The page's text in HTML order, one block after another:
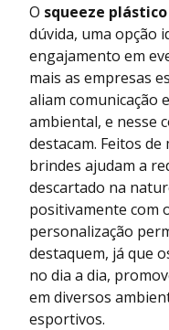
O squeeze
dúvida, uma opção
engajamento em
mais as empresas
aliam comunicação
ambiental, e nesse
destacam. Feitos
brindes ajudam a
descartado na
positivamente com
personalização
destaquem, já que
no dia a dia,
em diversos
esportivos.